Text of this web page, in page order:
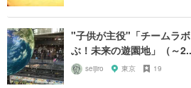
"子供が主役"「チームラ
ぶ！未来の遊園地」（～
seijiro 東京 19